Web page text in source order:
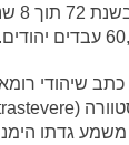
כתב שיהודי
גדתו